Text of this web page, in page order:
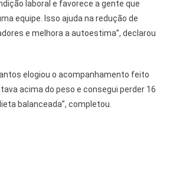
laboral e favorece a gente que
equipe. Isso ajuda na redução de
e melhora a autoestima”, declarou
elogiou o acompanhamento feito
acima do peso e consegui perder 16
balanceada”, completou.